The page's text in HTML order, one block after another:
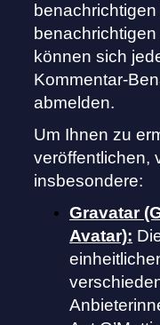
können sich
Kommentar-
abmelden.
Um Ihnen zu
veröffentlichen,
insbesondere:
Gravatar
Avatar):